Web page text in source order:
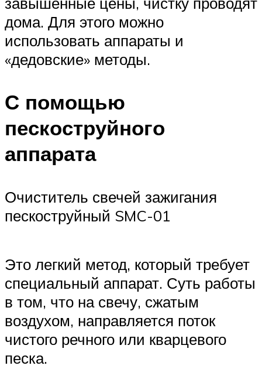
Меню
дома. Для этого можно
использовать аппараты и
«дедовские» методы.
С помощью
пескоструйного
аппарата
Очиститель свечей зажигания
пескоструйный SMC-01
Это легкий метод, который требует
специальный аппарат. Суть работы
в том, что на свечу, сжатым
воздухом, направляется поток
чистого речного или кварцевого
песка.